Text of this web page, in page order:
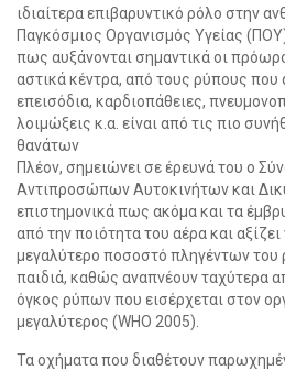
ιδιαίτερα επιβαρυντικό ρόλο στην
Παγκόσμιος Οργανισμός Υγείας
πως αυξάνονται σημαντικά οι
αστικά κέντρα, από τους ρύπους που
επεισόδια, καρδιοπάθειες,
λοιμώξεις κ.α. είναι από τις πιο
θανάτων
Πλέον, σημειώνει σε έρευνά του ο
Αντιπροσώπων Αυτοκινήτων και
επιστημονικά πως ακόμα και τα
από την ποιότητα του αέρα και
μεγαλύτερο ποσοστό πληγέντων του
παιδιά, καθώς αναπνέουν ταχύτερα
όγκος ρύπων που εισέρχεται στον
μεγαλύτερος (WHO 2005).
Τα οχήματα που διαθέτουν